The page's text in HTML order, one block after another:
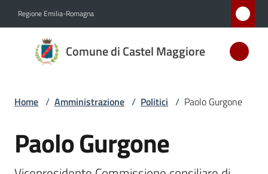
Regione Emilia-Romagna
Comune di Castel Maggiore
Comune
di Castel
D'ARGENTO
CIVILE
Home / Amministrazione / Politici / Paolo Gurgone
Salta al contenuto
Paolo Gurgone